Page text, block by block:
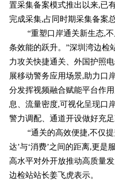
置采集备案模式推出以来,已
完成采集,占同时期采集备案总
“重塑口岸通关新生态,
条效能的跃升。”深圳湾边检
力攻关快捷通关、外国护照
展移动警务应用场景,助力口
分发挥视频融合赋能平台作
息、流量密度,可视化呈现口
警力调配、通道开设做好充足
“通关的高效便捷,不仅
达’与‘消费’之间的距离,更是
高水平对外开放推动高质量
边检站站长姜飞虎表示。